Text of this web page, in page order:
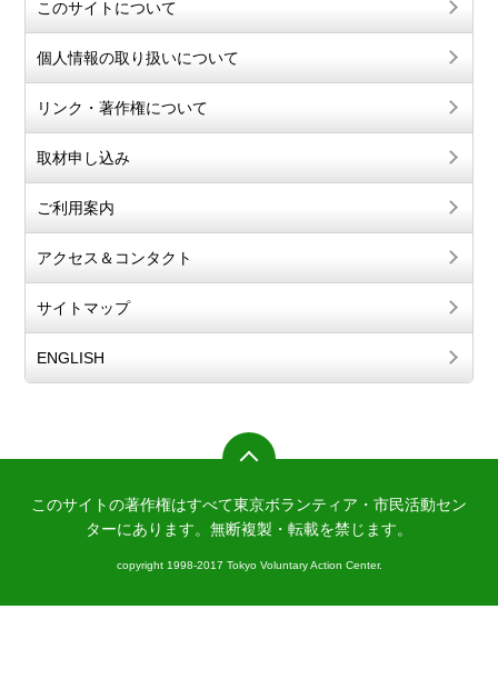
このサイトについて
個人情報の取り扱いについて
リンク・著作権について
取材申し込み
ご利用案内
アクセス＆コンタクト
サイトマップ
ENGLISH
このサイトの著作権はすべて東京ボランティア・市民活動セン
ターにあります。 無断複製・転載を禁じます。
copyright 1998-2017 Tokyo Voluntary Action Center.